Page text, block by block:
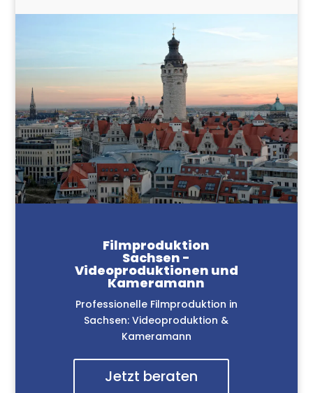
Filmproduktion
Sachsen -
Videoproduktionen und
Kameramann
Professionelle Filmproduktion in
Sachsen: Videoproduktion &
Kameramann
Jetzt beraten